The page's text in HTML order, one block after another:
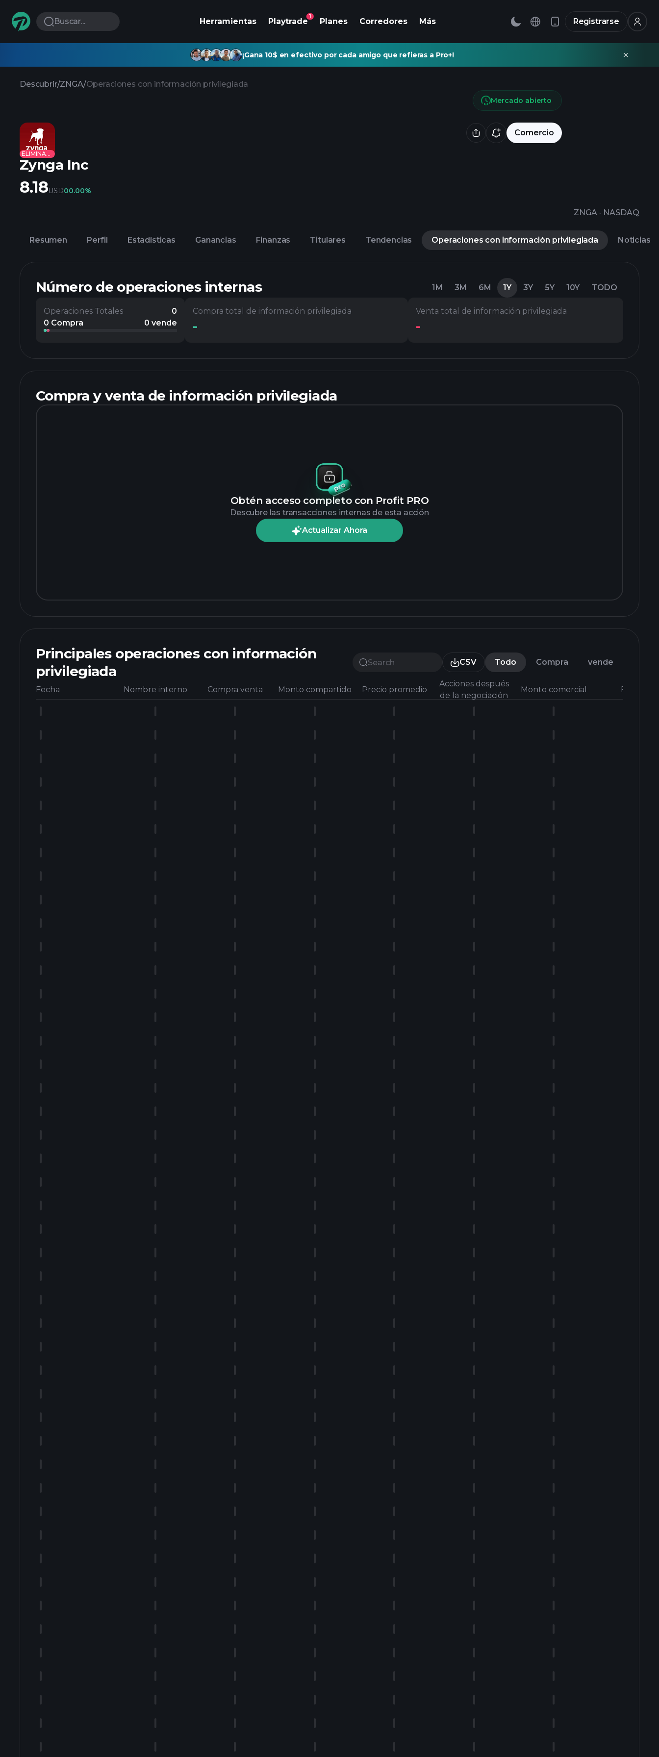
Buscar... Herramientas Playtrade
1
Planes Corredores Más Registrarse
¡Gana 10$ en efectivo por cada amigo que refieras a Pro+!
Descubrir/ZNGA/Operaciones con información privilegiada
ELIMINADO
Comercio
Zynga Inc
ZNGA · NASDAQ
Mercado abierto
8.18USD00.00%
Resumen Perfil Estadísticas Ganancias Finanzas Titulares Tendencias Operaciones con información privilegiada Noticias
Número de operaciones internas 1M 3M 6M 1Y 3Y 5Y 10Y TODO
Operaciones Totales
0
0 Compra
0 vende
Compra total de información privilegiada
-
Venta total de información privilegiada
-
Compra y venta de información privilegiada
Obtén acceso completo con Profit PRO
Descubre las transacciones internas de esta acción
Actualizar Ahora
Principales operaciones con información
privilegiada
CSV Todo Compra vende
Fecha Nombre interno Compra venta Monto compartido Precio promedio
Acciones después
de la negociación
Monto comercial Forma